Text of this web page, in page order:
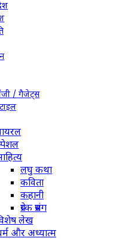
/ गैजेट्स
लघु कथा
कविता
कहानी
प्रेरक प्रसंग
लेख
और अध्यात्म